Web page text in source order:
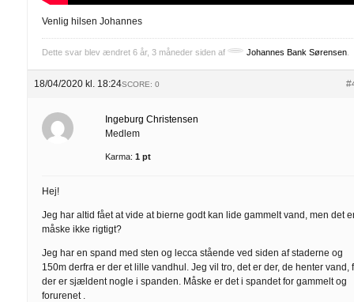
Venlig hilsen Johannes
Dette svar blev ændret 6 år, 3 måneder siden af Johannes Bank Sørensen
18/04/2020 kl. 18:24SCORE: 0
Ingeburg Christensen
Medlem
Karma: 1 pt
Hej!
Jeg har altid fået at vide at bierne godt kan lide gammelt vand, men det
måske ikke rigtigt?
Jeg har en spand med sten og lecca stående ved siden af staderne og
150m derfra er der et lille vandhul. Jeg vil tro, det er der, de henter vand,
der er sjældent nogle i spanden. Måske er det i spandet for gammelt og
forurenet .